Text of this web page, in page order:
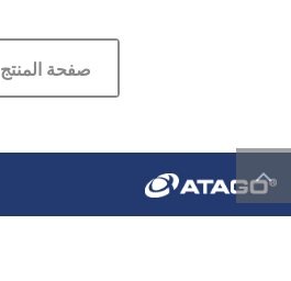
صفحة المنتج